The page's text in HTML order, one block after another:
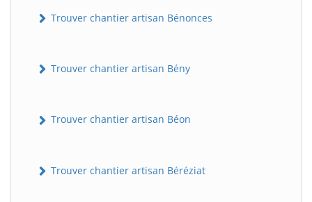
Trouver chantier artisan Bénonces
Trouver chantier artisan Bény
Trouver chantier artisan Béon
Trouver chantier artisan Béréziat